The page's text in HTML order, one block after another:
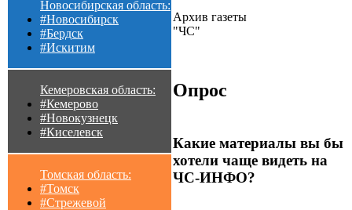
Новосибирская область:
#Новосибирск
#Бердск
#Искитим
Кемеровская область:
#Кемерово
#Новокузнецк
#Киселевск
Томская область:
#Томск
#Стрежевой
Архив газеты
"ЧС"
Опрос
Какие материалы вы бы
хотели чаще видеть на
ЧС-ИНФО?